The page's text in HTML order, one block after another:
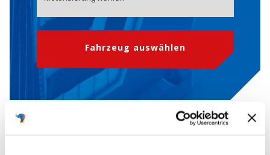
Fahrzeug auswählen